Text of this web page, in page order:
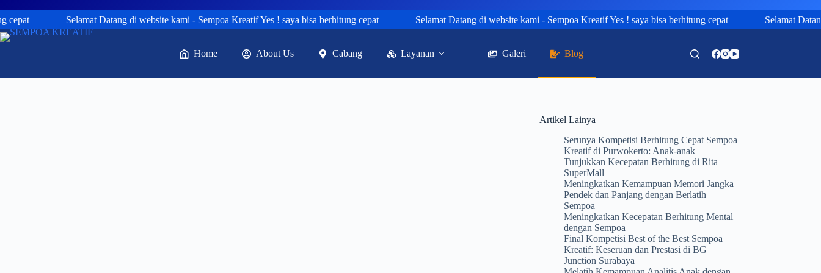
Selamat Datang di website kami - Sempoa Kreatif Yes ! saya bisa berhitung cepat Selamat Datang di website kami - Sempoa Kreatif Yes ! saya bisa berhitung cepat Selamat Datang
Home About Us Cabang Layanan Galeri Blog
Artikel Lainya
Serunya Kompetisi Berhitung Cepat Sempoa
Kreatif di Purwokerto: Anak-anak
Tunjukkan Kecepatan Berhitung di Rita
SuperMall
Meningkatkan Kemampuan Memori Jangka
Pendek dan Panjang dengan Berlatih
Sempoa
Meningkatkan Kecepatan Berhitung Mental
dengan Sempoa
Final Kompetisi Best of the Best Sempoa
Kreatif: Keseruan dan Prestasi di BG
Junction Surabaya